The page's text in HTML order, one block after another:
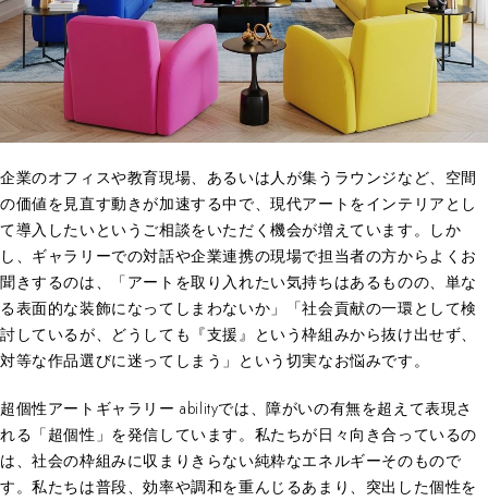
企業のオフィスや教育現場、あるいは人が集うラウンジなど、空間
の価値を見直す動きが加速する中で、現代アートをインテリアとし
て導入したいというご相談をいただく機会が増えています。しか
し、ギャラリーでの対話や企業連携の現場で担当者の方からよくお
聞きするのは、「アートを取り入れたい気持ちはあるものの、単な
る表面的な装飾になってしまわないか」「社会貢献の一環として検
討しているが、どうしても『支援』という枠組みから抜け出せず、
対等な作品選びに迷ってしまう」という切実なお悩みです。
超個性アートギャラリー abilityでは、障がいの有無を超えて表現さ
れる「超個性」を発信しています。私たちが日々向き合っているの
は、社会の枠組みに収まりきらない純粋なエネルギーそのもので
す。私たちは普段、効率や調和を重んじるあまり、突出した個性を